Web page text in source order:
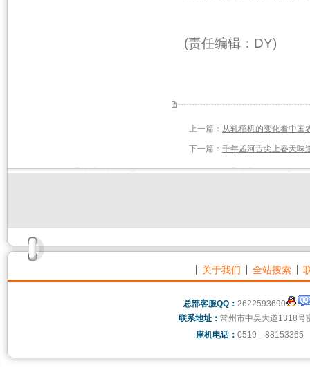
(责任编辑：DY)
上一篇： 从轧稻机的变化看中国
下一篇： 千年孟河舌尖上春天味
关于我们 全站搜索
总部客服QQ： 2622593690
联系地址： 常州市中吴大道1318号
座机电话： 0519—88153365